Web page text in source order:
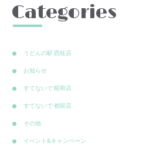
Categories
うどんの駅 西桂店
お知らせ
すてないで 昭和店
すてないで 都留店
その他
イベント&キャンペーン